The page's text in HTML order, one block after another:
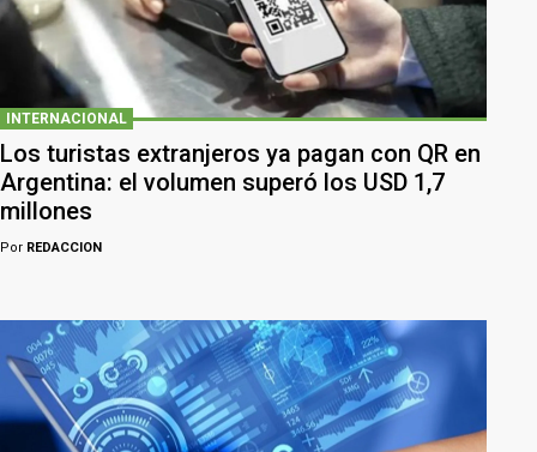
INTERNACIONAL
Los turistas extranjeros ya pagan con QR en
Argentina: el volumen superó los USD 1,7
millones
Por REDACCION